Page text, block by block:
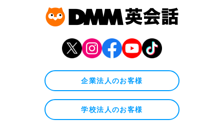
企業法人のお客様
学校法人のお客様